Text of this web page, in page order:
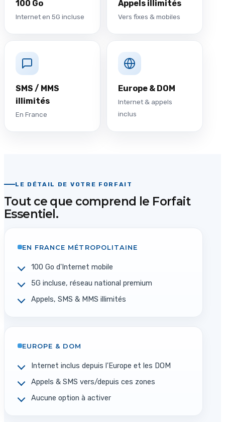
100 Go
Internet en 5G incluse
Appels illimités
Vers fixes & mobiles
SMS / MMS
illimités
En France
Europe & DOM
Internet & appels
inclus
LE DÉTAIL DE VOTRE FORFAIT
Tout ce que comprend le Forfait
Essentiel.
EN FRANCE MÉTROPOLITAINE
100 Go d'Internet mobile
5G incluse, réseau national premium
Appels, SMS & MMS illimités
EUROPE & DOM
Internet inclus depuis l'Europe et les DOM
Appels & SMS vers/depuis ces zones
Aucune option à activer